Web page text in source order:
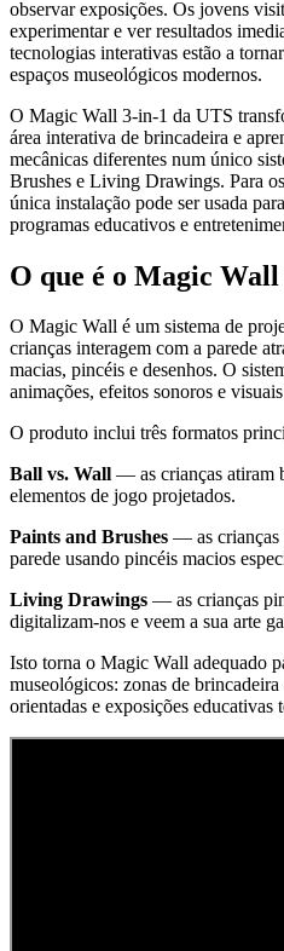
observar exposições. Os jovens
experimentar e ver resultados
tecnologias interativas estão a
espaços museológicos modernos.
O Magic Wall 3-in-1 da UTS
área interativa de brincadeira e
mecânicas diferentes num único
Brushes e Living Drawings. Para
única instalação pode ser usada
programas educativos e
O que é o Magic
O Magic Wall é um sistema de
crianças interagem com a parede
macias, pincéis e desenhos. O
animações, efeitos sonoros e
O produto inclui três formatos
Ball vs. Wall — as crianças atiram
elementos de jogo projetados.
Paints and Brushes — as crianças
parede usando pincéis macios
Living Drawings — as crianças
digitalizam-nos e veem a sua arte
Isto torna o Magic Wall adequado
museológicos: zonas de
orientadas e exposições educativas